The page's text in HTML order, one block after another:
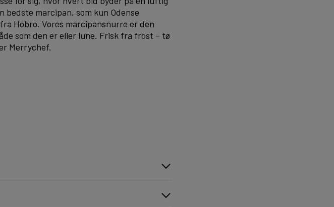
marcipan, som kun Odense
Hobro. Vores marcipansnurre er den
som den er eller lune. Frisk fra frost – tø
Merrychef.